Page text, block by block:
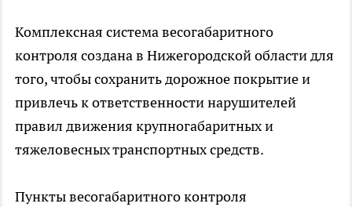
Комплексная система весогабаритного
контроля создана в Нижегородской области для
того, чтобы сохранить дорожное покрытие и
привлечь к ответственности нарушителей
правил движения крупногабаритных и
тяжеловесных транспортных средств.
Пункты весогабаритного контроля